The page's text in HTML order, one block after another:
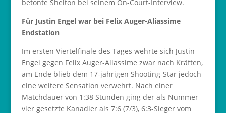
betonte Shelton bei seinem On-Court-Interview.
Für Justin Engel war bei Felix Auger-Aliassime
Endstation
Im ersten Viertelfinale des Tages wehrte sich Justin
Engel gegen Felix Auger-Aliassime zwar nach Kräften,
am Ende blieb dem 17-jährigen Shooting-Star jedoch
eine weitere Sensation verwehrt. Nach einer
Matchdauer von 1:38 Stunden ging der als Nummer
vier gesetzte Kanadier als 7:6 (7/3), 6:3-Sieger vom